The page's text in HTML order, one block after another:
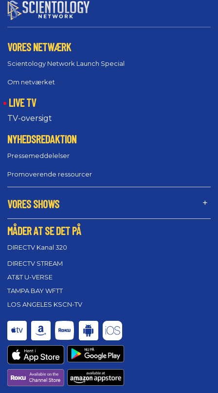
VORES NETWÆRK
Scientology Network Launch Special
Om netværket
LIVE TV
TV-oversigt
NYHEDSREDAKTION
Pressemeddelelser
Promoverende ressourcer
VORES SHOWS
MÅDER AT SE DET PÅ
DIRECTV Kanal 320
DIRECTV STREAM
AT&T U-VERSE
TAMPA BAY WFTT
LOS ANGELES KSCN-TV